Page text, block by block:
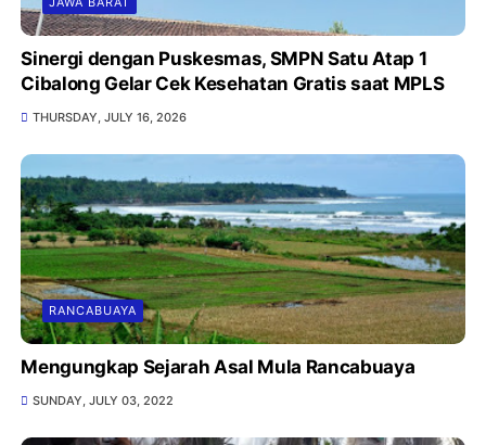
Sinergi dengan Puskesmas, SMPN Satu Atap 1
Cibalong Gelar Cek Kesehatan Gratis saat MPLS
THURSDAY, JULY 16, 2026
RANCABUAYA
Mengungkap Sejarah Asal Mula Rancabuaya
SUNDAY, JULY 03, 2022